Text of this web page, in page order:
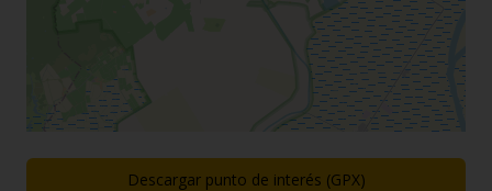
Descargar punto de interés (GPX)